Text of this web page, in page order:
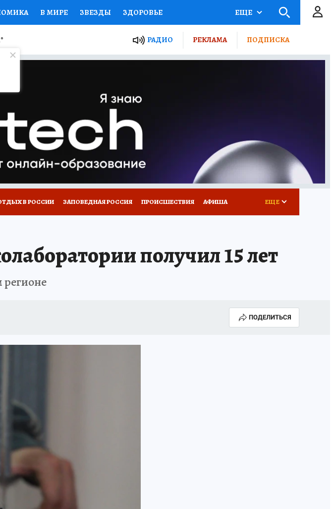
В МИРЕ ЗВЕЗДЫ ЗДОРОВЬЕ
НАЦИОНАЛЬНЫЕ ПРОЕКТЫ РОССИИ
СЕМЬЯ ЖЕНСКИЕ СЕКРЕТЫ ПУТЕВОДИТЕЛЬ
ГИД ПОТРЕБИТЕЛЯ
ЕЩЕ
° РАДИО РЕКЛАМА ПОДПИСКА
В РОССИИ ЗАПОВЕДНАЯ РОССИЯ ПРОИСШЕСТВИЯ АФИША ЕЩЕ
получил 15 лет
ПОДЕЛИТЬСЯ